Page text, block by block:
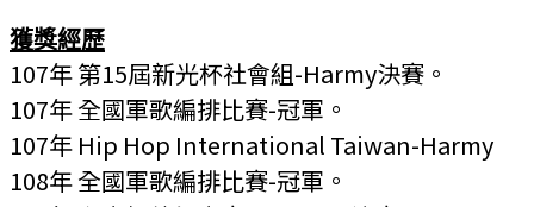
獲獎經歷
107年 第15屆新光杯社會組-Harmy決賽 。
107年 全國軍歌編排比賽-冠軍 。
107年 Hip Hop International Taiwan-Harmy
108年 全國軍歌編排比賽-冠軍 。